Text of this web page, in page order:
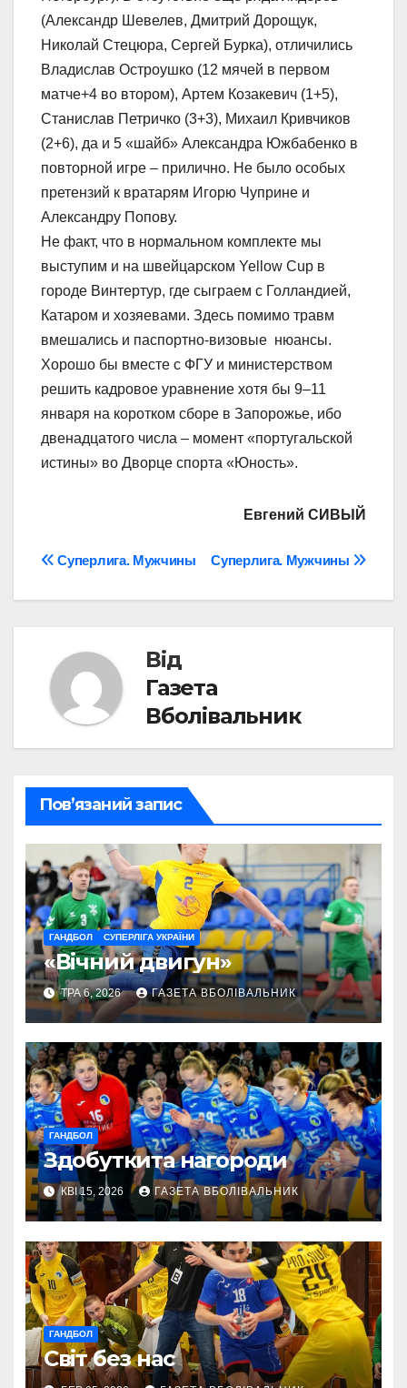
(Александр Шевелев, Дмитрий Дорощук,
Николай Стецюра, Сергей Бурка), отличились
Владислав Остроушко (12 мячей в первом
матче+4 во втором), Артем Козакевич (1+5),
Станислав Петричко (3+3), Михаил Кривчиков
(2+6), да и 5 «шайб» Александра Южбабенко в
повторной игре – прилично. Не было особых
претензий к вратарям Игорю Чуприне и
Александру Попову.
Не факт, что в нормальном комплекте мы
выступим и на швейцарском Yellow Cup в
городе Винтертур, где сыграем с Голландией,
Катаром и хозяевами. Здесь помимо травм
вмешались и паспортно-визовые нюансы.
Хорошо бы вместе с ФГУ и министерством
решить кадровое уравнение хотя бы 9–11
января на коротком сборе в Запорожье, ибо
двенадцатого числа – момент «португальской
истины» во Дворце спорта «Юность».
Евгений СИВЫЙ
Навігація
записів
Суперлига. Мужчины
Суперлига. Мужчины
Від
Газета
Вболівальник
Пов’язаний запис
ГАНДБОЛ СУПЕРЛІГА УКРАЇНИ
«Вічний двигун»
ТРА 6, 2026 ГАЗЕТА ВБОЛІВАЛЬНИК
ГАНДБОЛ
Здобуткита нагороди
КВІ 15, 2026 ГАЗЕТА ВБОЛІВАЛЬНИК
ГАНДБОЛ
Світ без нас